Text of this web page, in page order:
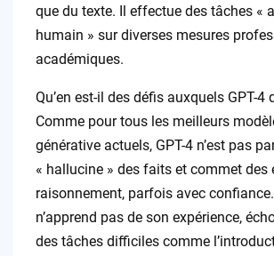
que du texte. Il effectue des tâches «
humain » sur diverses mesures
académiques.
Qu’en est-il des défis auxquels GPT-4
Comme pour tous les meilleurs
générative actuels, GPT-4 n’est pas
« hallucine » des faits et commet des
raisonnement, parfois avec confiance.
n’apprend pas de son expérience,
des tâches difficiles comme